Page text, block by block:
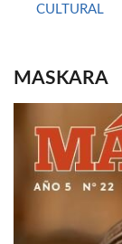
CULTURAL
MASKARA